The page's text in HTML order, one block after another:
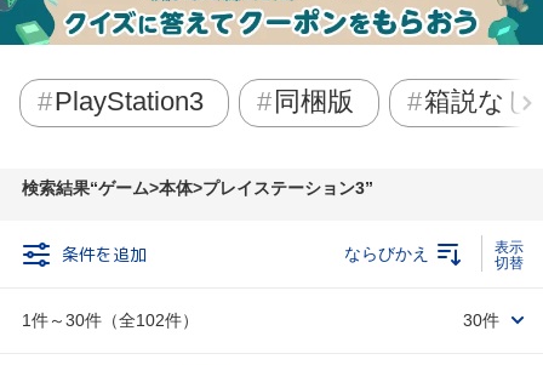
PlayStation3 同梱版 箱説なし
検索結果 ゲーム>本体>プレイステーション3
条件を追加
1件～30件（全102件）
ならびかえ
30件